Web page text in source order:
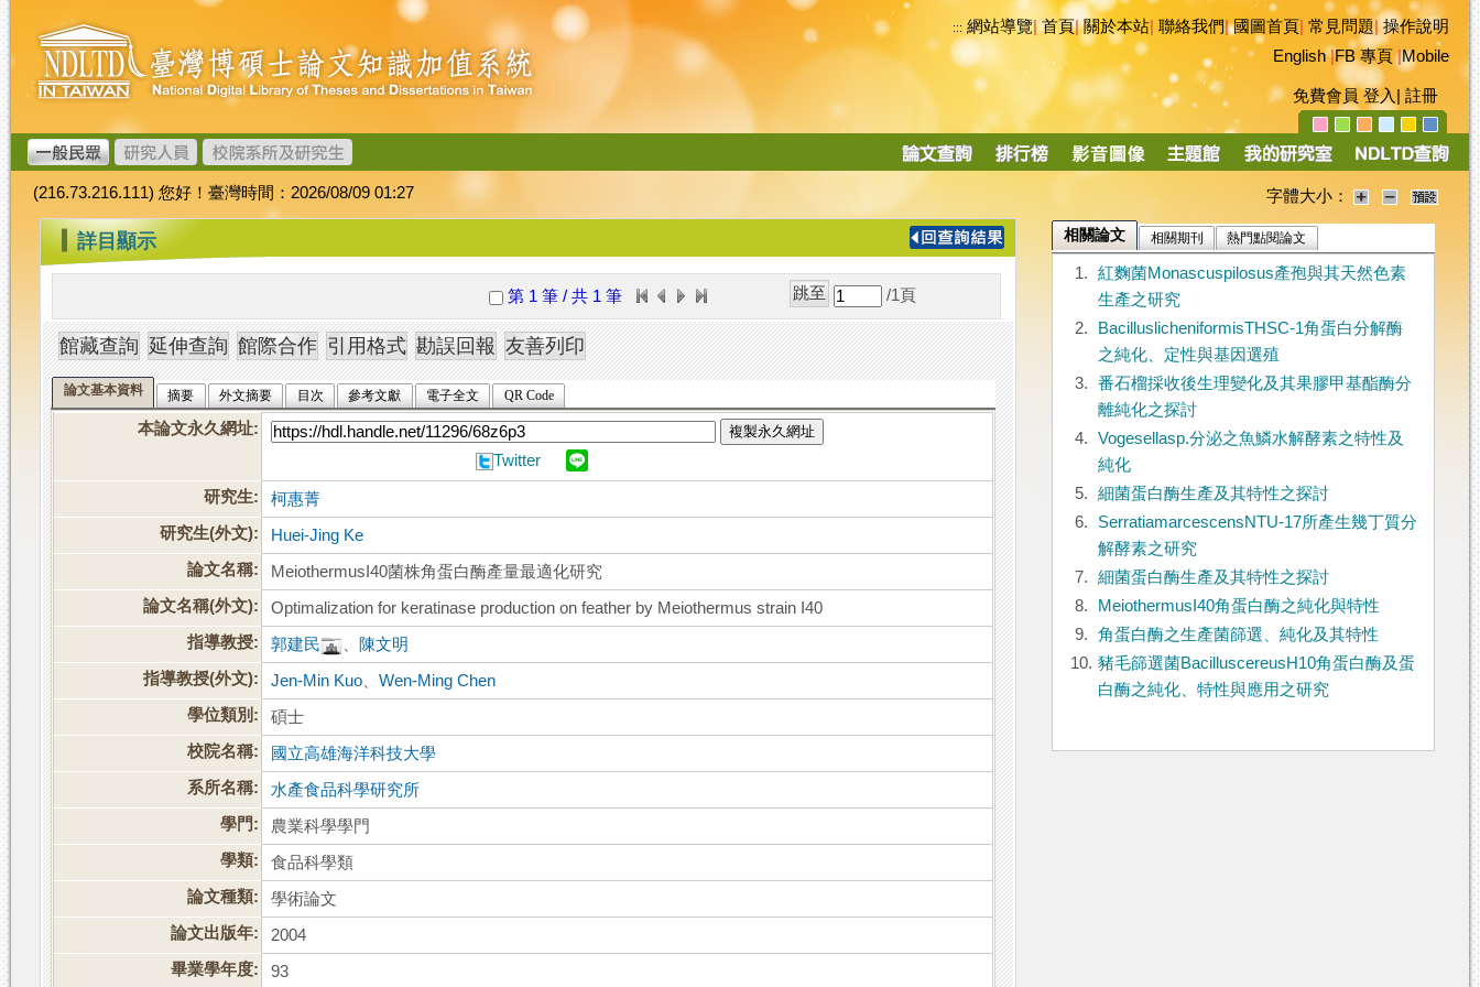
跳
到
主
要
內
容
臺
灣
博
碩
士
論
文
加
值
系
統
::: 網站導覽|首頁|關於本站 聯絡我們|國圖首頁 常見問題|操作說明
English|FB 專頁|Mobile
免費會員 登入 註冊
導
(216.73.216.111) 您好！臺灣時間：2026/08/09 01:27 字體大小：
::: 詳目顯示
第 1 筆 / 共 1 筆 /1 頁
論文基本資料 摘要 外文摘要 目次 參考文獻 電子全文 QR Code
本論文永久網址: 複製永久網址
Twitter
研究生:
柯惠菁
研究生(外文):
Huei-Jing Ke
論文名稱:
MeiothermusI40菌株角蛋白酶產量最適化研究
論文名稱(外文):
Optimalization for keratinase production on feather by Meiothermus strain I40
指導教授:
郭建民
陳文明
指導教授(外文):
Jen-Min Kuo 、Wen-Ming Chen
學位類別:
碩士
校院名稱:
國立高雄海洋科技大學
系所名稱:
水產食品科學研究所
學門:
農業科學學門
學類:
食品科學類
論文種類:
學術論文
論文出版年:
2004
畢業學年度:
93
相關論文 相關期刊 熱門點閱論文
1.
紅麴菌Monascuspilosus產孢與其天然色素
生產之研究
2.
BacilluslicheniformisTHSC-1角蛋白分解酶
之純化、定性與基因選殖
3.
番石榴採收後生理變化及其果膠甲基酯酶分
離純化之探討
4.
Vogesellasp.分泌之魚鱗水解酵素之特性及
純化
5.
細菌蛋白酶生產及其特性之探討
6.
SerratiamarcescensNTU-17所產生幾丁質分
解酵素之研究
7.
細菌蛋白酶生產及其特性之探討
8.
MeiothermusI40角蛋白酶之純化與特性
9.
角蛋白酶之生產菌篩選、純化及其特性
10. 豬毛篩選菌BacilluscereusH10角蛋白酶及蛋
白酶之純化、特性與應用之研究